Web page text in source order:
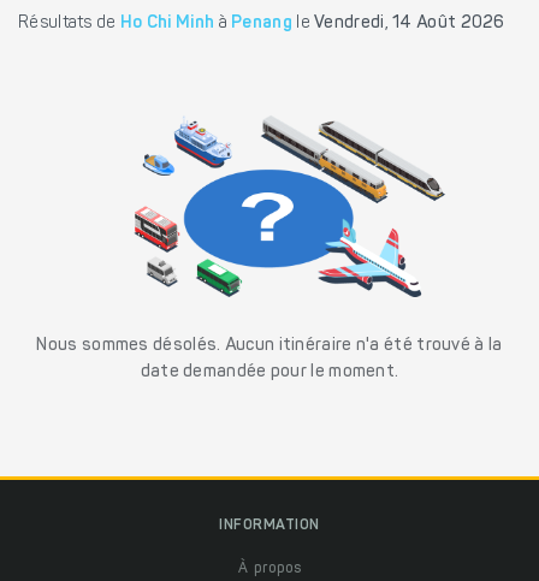
Résultats de Ho Chi Minh à Penang le Vendredi, 14 Août 2026
Nous sommes désolés. Aucun itinéraire n'a été trouvé à la
date demandée pour le moment.
INFORMATION
À propos